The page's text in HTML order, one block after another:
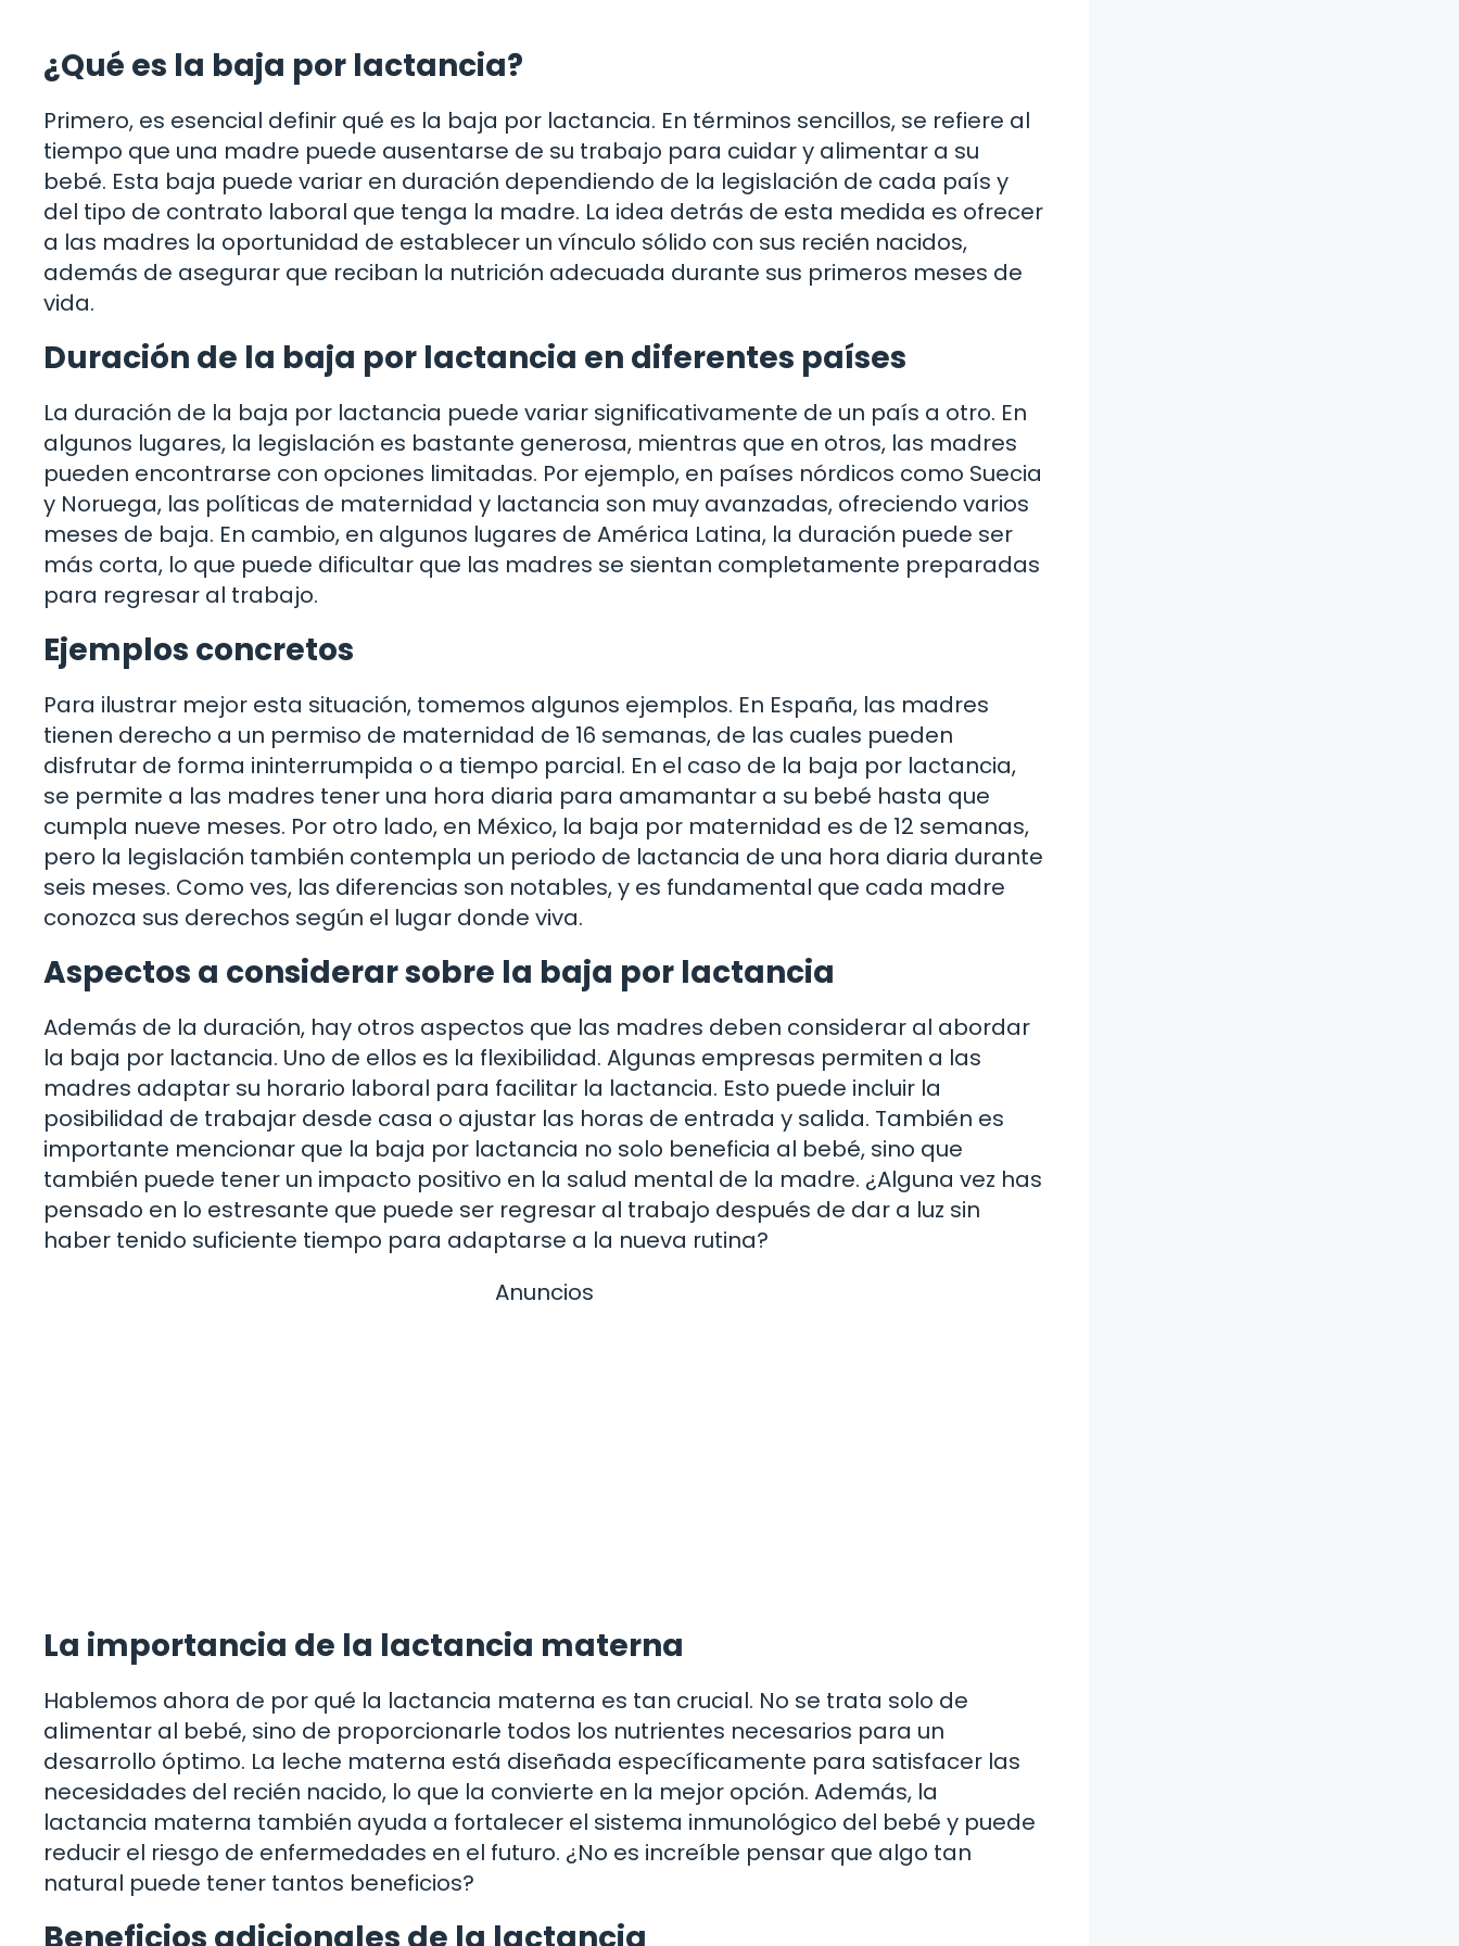
¿Qué es la baja por lactancia?
Primero, es esencial definir qué es la baja por lactancia. En términos sencillos, se refiere al
tiempo que una madre puede ausentarse de su trabajo para cuidar y alimentar a su
bebé. Esta baja puede variar en duración dependiendo de la legislación de cada país y
del tipo de contrato laboral que tenga la madre. La idea detrás de esta medida es ofrecer
a las madres la oportunidad de establecer un vínculo sólido con sus recién nacidos,
además de asegurar que reciban la nutrición adecuada durante sus primeros meses de
vida.
Duración de la baja por lactancia en diferentes países
La duración de la baja por lactancia puede variar significativamente de un país a otro. En
algunos lugares, la legislación es bastante generosa, mientras que en otros, las madres
pueden encontrarse con opciones limitadas. Por ejemplo, en países nórdicos como Suecia
y Noruega, las políticas de maternidad y lactancia son muy avanzadas, ofreciendo varios
meses de baja. En cambio, en algunos lugares de América Latina, la duración puede ser
más corta, lo que puede dificultar que las madres se sientan completamente preparadas
para regresar al trabajo.
Ejemplos concretos
Para ilustrar mejor esta situación, tomemos algunos ejemplos. En España, las madres
tienen derecho a un permiso de maternidad de 16 semanas, de las cuales pueden
disfrutar de forma ininterrumpida o a tiempo parcial. En el caso de la baja por lactancia,
se permite a las madres tener una hora diaria para amamantar a su bebé hasta que
cumpla nueve meses. Por otro lado, en México, la baja por maternidad es de 12 semanas,
pero la legislación también contempla un periodo de lactancia de una hora diaria durante
seis meses. Como ves, las diferencias son notables, y es fundamental que cada madre
conozca sus derechos según el lugar donde viva.
Aspectos a considerar sobre la baja por lactancia
Además de la duración, hay otros aspectos que las madres deben considerar al abordar
la baja por lactancia. Uno de ellos es la flexibilidad. Algunas empresas permiten a las
madres adaptar su horario laboral para facilitar la lactancia. Esto puede incluir la
posibilidad de trabajar desde casa o ajustar las horas de entrada y salida. También es
importante mencionar que la baja por lactancia no solo beneficia al bebé, sino que
también puede tener un impacto positivo en la salud mental de la madre. ¿Alguna vez has
pensado en lo estresante que puede ser regresar al trabajo después de dar a luz sin
haber tenido suficiente tiempo para adaptarse a la nueva rutina?
Anuncios
La importancia de la lactancia materna
Hablemos ahora de por qué la lactancia materna es tan crucial. No se trata solo de
alimentar al bebé, sino de proporcionarle todos los nutrientes necesarios para un
desarrollo óptimo. La leche materna está diseñada específicamente para satisfacer las
necesidades del recién nacido, lo que la convierte en la mejor opción. Además, la
lactancia materna también ayuda a fortalecer el sistema inmunológico del bebé y puede
reducir el riesgo de enfermedades en el futuro. ¿No es increíble pensar que algo tan
natural puede tener tantos beneficios?